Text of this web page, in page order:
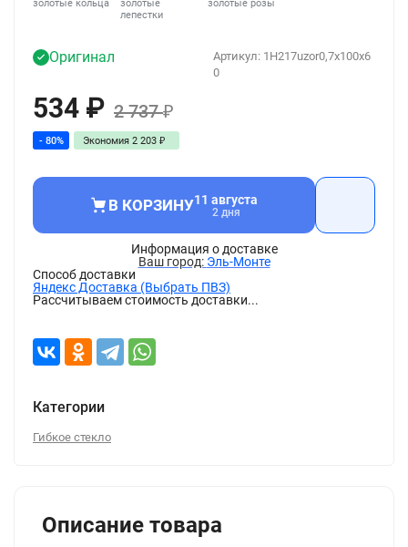
золотые кольца
золотые
лепестки
золотые розы
Артикул: 1H217uzor0,7x100x6
0
Оригинал
534 ₽ 2 737₽
- 80% Экономия 2 203 ₽
В КОРЗИНУ11 августа
2 дня
Информация о доставке
Эль-Монте
Способ доставки
Яндекс Доставка (Выбрать ПВЗ)
Рассчитываем стоимость доставки...
Категории
Гибкое стекло
Описание товара